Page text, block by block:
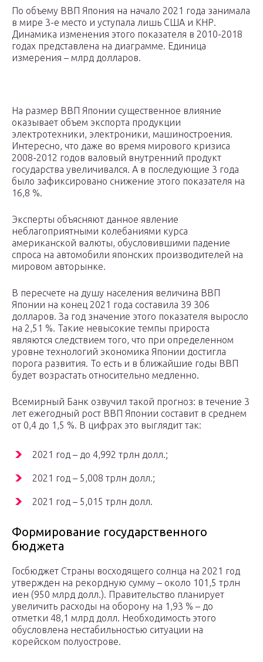
По объему ВВП Япония на начало 2021 года занимала
в мире 3-е место и уступала лишь США и КНР.
Динамика изменения этого показателя в 2010-2018
годах представлена на диаграмме. Единица
измерения – млрд долларов.
На размер ВВП Японии существенное влияние
оказывает объем экспорта продукции
электротехники, электроники, машиностроения.
Интересно, что даже во время мирового кризиса
2008-2012 годов валовый внутренний продукт
государства увеличивался. А в последующие 3 года
было зафиксировано снижение этого показателя на
16,8 %.
Эксперты объясняют данное явление
неблагоприятными колебаниями курса
американской валюты, обусловившими падение
спроса на автомобили японских производителей на
мировом авторынке.
В пересчете на душу населения величина ВВП
Японии на конец 2021 года составила 39 306
долларов. За год значение этого показателя выросло
на 2,51 %. Такие невысокие темпы прироста
являются следствием того, что при определенном
уровне технологий экономика Японии достигла
порога развития. То есть и в ближайшие годы ВВП
будет возрастать относительно медленно.
Всемирный Банк озвучил такой прогноз: в течение 3
лет ежегодный рост ВВП Японии составит в среднем
от 0,4 до 1,5 %. В цифрах это выглядит так:
2021 год – до 4,992 трлн долл.;
2021 год – 5,008 трлн долл.;
2021 год – 5,015 трлн долл.
Формирование государственного
бюджета
Госбюджет Страны восходящего солнца на 2021 год
утвержден на рекордную сумму – около 101,5 трлн
иен (950 млрд долл.). Правительство планирует
увеличить расходы на оборону на 1,93 % – до
отметки 48,1 млрд долл. Необходимость этого
обусловлена нестабильностью ситуации на
корейском полуострове.